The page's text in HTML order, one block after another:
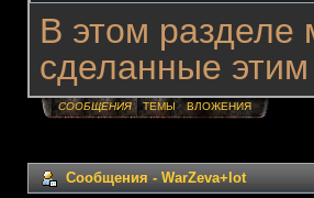
В этом разделе
сделанные
СООБЩЕНИЯ ТЕМЫ ВЛОЖЕНИЯ
Сообщения - WarZeva+lot